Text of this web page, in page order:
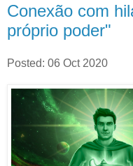
Conexão com
próprio poder"
Posted: 06 Oct 2020